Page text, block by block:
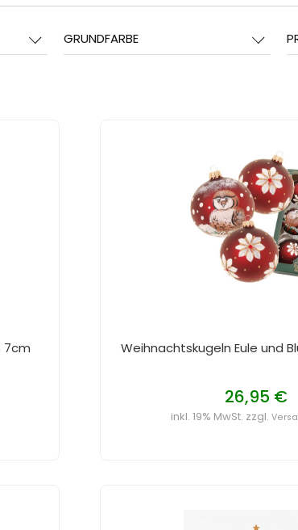
GRUNDFARBE
7cm Weihnachtskugeln Eule und
26,95 €
inkl. 19% MwSt. zzgl.